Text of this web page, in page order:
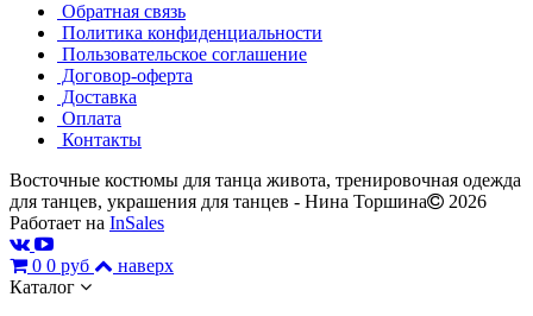
Обратная связь
Политика конфиденциальности
Пользовательское соглашение
Договор-оферта
Доставка
Оплата
Контакты
Восточные костюмы для танца живота, тренировочная одежда
для танцев, украшения для танцев - Нина Торшина
2026
Работает на InSales
0 0 руб
наверх
Каталог